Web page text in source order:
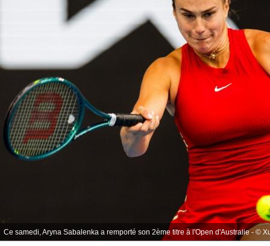
Ce samedi, Aryna Sabalenka a remporté son 2ème titre à l'Open d'Australie - ©